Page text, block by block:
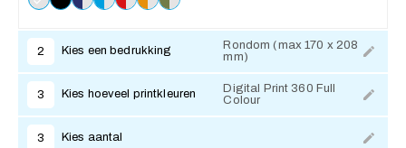
2 Kies een bedrukking
Rondom (max 170 x 208
mm)
3 Kies hoeveel printkleuren
Digital Print 360 Full
Colour
3 Kies aantal